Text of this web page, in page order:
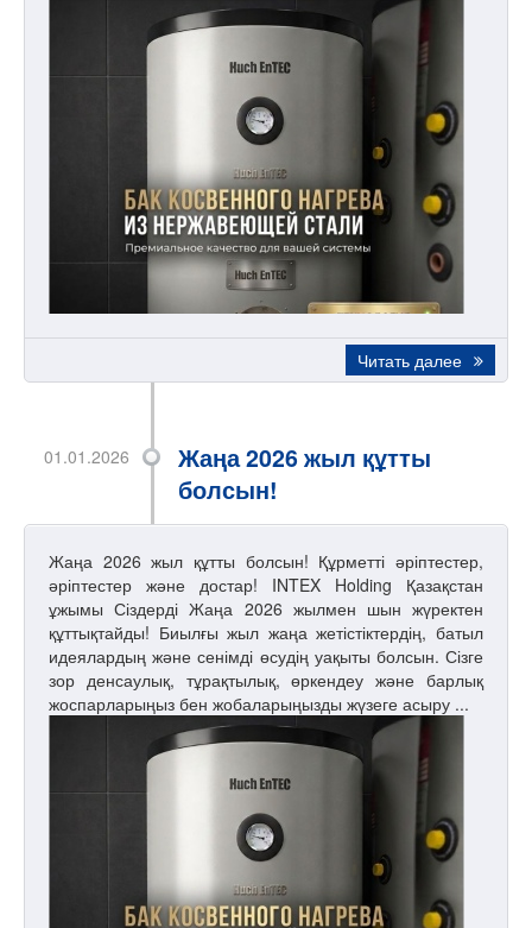
Читать далее
Жаңа 2026 жыл құтты
болсын!
01.01.2026
Жаңа 2026 жыл құтты болсын! Құрметті әріптестер,
әріптестер және достар! INTEX Holding Қазақстан
ұжымы Сіздерді Жаңа 2026 жылмен шын жүректен
құттықтайды! Биылғы жыл жаңа жетістіктердің, батыл
идеялардың және сенімді өсудің уақыты болсын. Сізге
зор денсаулық, тұрақтылық, өркендеу және барлық
жоспарларыңыз бен жобаларыңызды жүзеге асыру ...